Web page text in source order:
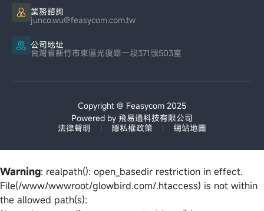
業務諮詢
junco.wu@feasycom.com.tw
公司地址
台灣省新竹市東區光復路一段371號503室
Copyright @ Feasycom 2025
Powered by 飛易通科技有限公司
法律聲明
| 隱私權政策 | 網站地圖
Warning: realpath(): open_basedir restriction in effect.
File(/www/wwwroot/glowbird.com/.htaccess) is not within
the allowed path(s):